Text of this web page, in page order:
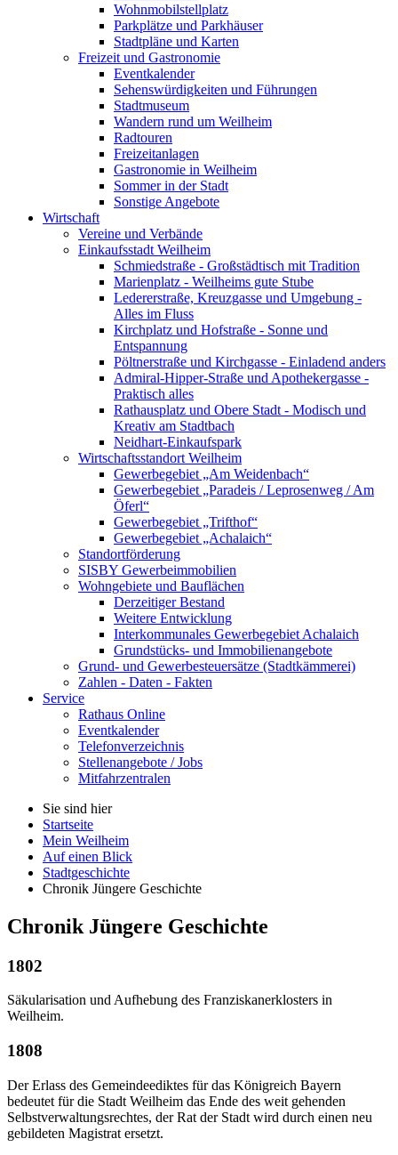
Wohnmobilstellplatz
Parkplätze und Parkhäuser
Stadtpläne und Karten
Freizeit und Gastronomie
Eventkalender
Sehenswürdigkeiten und Führungen
Stadtmuseum
Wandern rund um Weilheim
Radtouren
Freizeitanlagen
Gastronomie in Weilheim
Sommer in der Stadt
Sonstige Angebote
Wirtschaft
Vereine und Verbände
Einkaufsstadt Weilheim
Schmiedstraße - Großstädtisch mit Tradition
Marienplatz - Weilheims gute Stube
Ledererstraße, Kreuzgasse und Umgebung -
Alles im Fluss
Kirchplatz und Hofstraße - Sonne und
Entspannung
Pöltnerstraße und Kirchgasse - Einladend anders
Admiral-Hipper-Straße und Apothekergasse -
Praktisch alles
Rathausplatz und Obere Stadt - Modisch und
Kreativ am Stadtbach
Neidhart-Einkaufspark
Wirtschaftsstandort Weilheim
Gewerbegebiet „Am Weidenbach“
Gewerbegebiet „Paradeis / Leprosenweg / Am
Öferl“
Gewerbegebiet „Trifthof“
Gewerbegebiet „Achalaich“
Standortförderung
SISBY Gewerbeimmobilien
Wohngebiete und Bauflächen
Derzeitiger Bestand
Weitere Entwicklung
Interkommunales Gewerbegebiet Achalaich
Grundstücks- und Immobilienangebote
Grund- und Gewerbesteuersätze (Stadtkämmerei)
Zahlen - Daten - Fakten
Service
Rathaus Online
Eventkalender
Telefonverzeichnis
Stellenangebote / Jobs
Mitfahrzentralen
Sie sind hier
Startseite
Mein Weilheim
Auf einen Blick
Stadtgeschichte
Chronik Jüngere Geschichte
Chronik Jüngere Geschichte
1802
Säkularisation und Aufhebung des Franziskanerklosters in
Weilheim.
1808
Der Erlass des Gemeindeediktes für das Königreich Bayern
bedeutet für die Stadt Weilheim das Ende des weit gehenden
Selbstverwaltungsrechtes, der Rat der Stadt wird durch einen neu
gebildeten Magistrat ersetzt.